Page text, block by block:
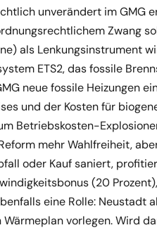
unverändert im GMG
Zwang
als Lenkungsinstrument
ETS2, das fossile
neue fossile Heizungen
und der Kosten für
Betriebskosten-
mehr Wahlfreiheit,
oder Kauf saniert,
(20
eine Rolle: Neustadt
vorlegen. Wird